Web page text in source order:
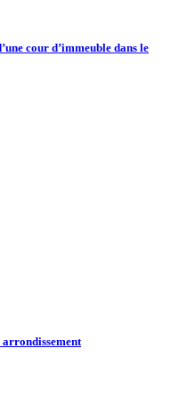
cour d’immeuble dans le
arrondissement